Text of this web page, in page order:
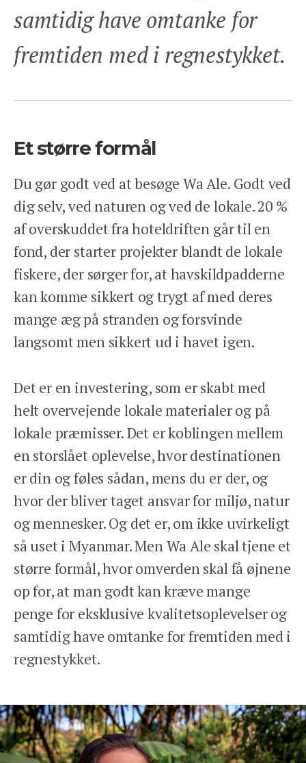
samtidig have omtanke for
fremtiden med i regnestykket.
Et større formål
Du gør godt ved at besøge Wa Ale. Godt ved
dig selv, ved naturen og ved de lokale. 20 %
af overskuddet fra hoteldriften går til en
fond, der starter projekter blandt de lokale
fiskere, der sørger for, at havskildpadderne
kan komme sikkert og trygt af med deres
mange æg på stranden og forsvinde
langsomt men sikkert ud i havet igen.
Det er en investering, som er skabt med
helt overvejende lokale materialer og på
lokale præmisser. Det er koblingen mellem
en storslået oplevelse, hvor destinationen
er din og føles sådan, mens du er der, og
hvor der bliver taget ansvar for miljø, natur
og mennesker. Og det er, om ikke uvirkeligt
så uset i Myanmar. Men Wa Ale skal tjene et
større formål, hvor omverden skal få øjnene
op for, at man godt kan kræve mange
penge for eksklusive kvalitetsoplevelser og
samtidig have omtanke for fremtiden med i
regnestykket.